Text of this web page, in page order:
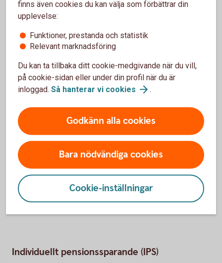
FTP– Fondförsäkring
Fast avgift
70 kr
Entrélösning
Swedbank Generation Flex
Förvaltningsavgift
0,40-0,33%
Automatisk sänkning av risk och avgift
närmare och under pensionen.
Tillbaka
FTP för anställda iförsäkringsbolag
Individuellt pensionssparande (IPS)
finns även cookies du kan välja som förbättrar din
upplevelse:
Funktioner, prestanda och statistik
Relevant marknadsföring
Du kan ta tillbaka ditt cookie-medgivande när du vill,
på cookie-sidan eller under din profil när du är
inloggad. Så hanterar vi cookies .
Godkänn alla cookies
Bara nödvändiga cookies
Cookie-inställningar